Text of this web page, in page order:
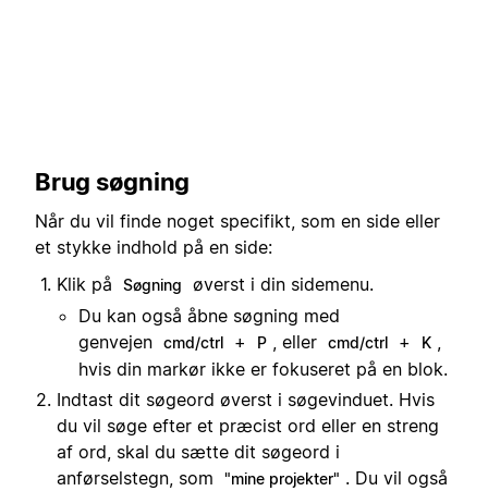
Brug søgning
Når du vil finde noget specifikt, som en side eller
et stykke indhold på en side:
Klik på
Søgning
øverst i din sidemenu.
Du kan også åbne søgning med
genvejen cmd/ctrl + P , eller cmd/ctrl + K ,
hvis din markør ikke er fokuseret på en blok.
Indtast dit søgeord øverst i søgevinduet. Hvis
du vil søge efter et præcist ord eller en streng
af ord, skal du sætte dit søgeord i
anførselstegn, som
"mine projekter" . Du vil også